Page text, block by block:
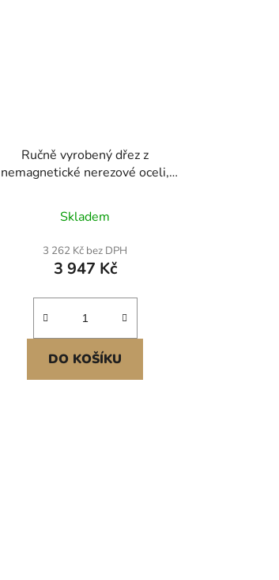
Ručně vyrobený dřez z
nemagnetické nerezové oceli,
objem 17,5 x 10 x 16,5 palce,
obrovský dřez s vanou pro
farmářský dům, kavárnu, obchod,
nemocnici
Skladem
3 262 Kč bez DPH
3 947 Kč
DO KOŠÍKU